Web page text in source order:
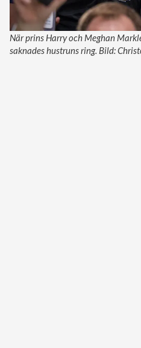
När prins Harry och Meghan
saknades hustruns ring. Bild: